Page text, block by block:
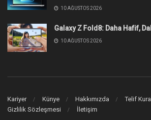
10 AĞUSTOS 2026
Galaxy Z Fold8: Daha Hafif,
10 AĞUSTOS 2026
Kariyer Künye Hakkımızda
Telif
Gizlilik Sözleşmesi
İletişim